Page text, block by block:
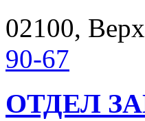
02100,
90-67
ОТДЕЛ